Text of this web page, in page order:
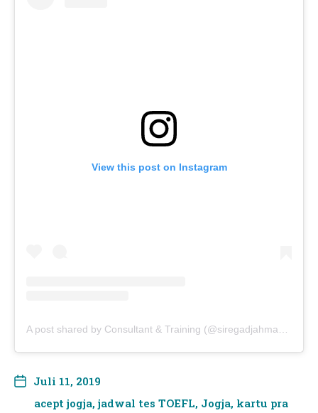
View this post on Instagram
Juli 11, 2019
acept jogja, jadwal tes TOEFL, Jogja, kartu pra